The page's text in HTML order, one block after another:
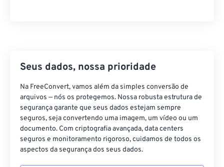
Seus dados, nossa prioridade
Na FreeConvert, vamos além da simples conversão de
arquivos — nós os protegemos. Nossa robusta estrutura de
segurança garante que seus dados estejam sempre
seguros, seja convertendo uma imagem, um vídeo ou um
documento. Com criptografia avançada, data centers
seguros e monitoramento rigoroso, cuidamos de todos os
aspectos da segurança dos seus dados.